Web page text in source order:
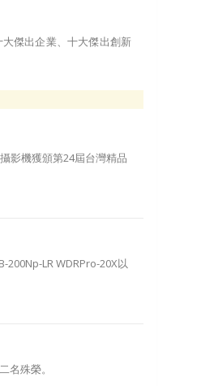
傑出企業、十大傑出創新
影機獲頒第24屆台灣精品
LR WDRPro-20X以
名殊榮。